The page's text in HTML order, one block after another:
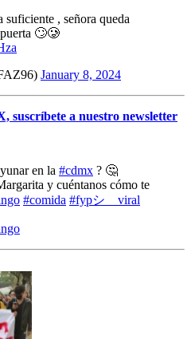
suficiente , señora queda
🙄🥲
January 8, 2024
suscríbete a nuestro newsletter
en la #cdmx ? 🤔
y cuéntanos cómo te
#comida #fypシ゚viral